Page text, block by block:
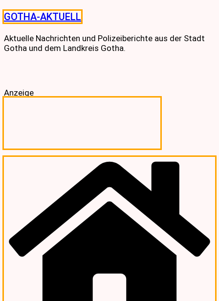
Skip
to
content
GOTHA-AKTUELL
Aktuelle Nachrichten und Polizeiberichte aus der Stadt
Gotha und dem Landkreis Gotha.
Anzeige